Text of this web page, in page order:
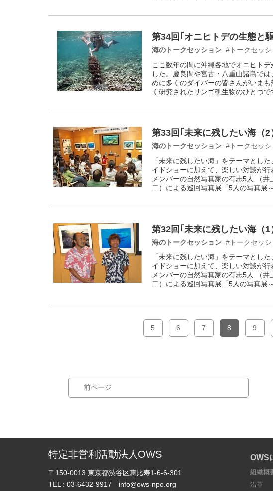
第34回｢オニヒトデの生態と
海のトークセッション #トークセッシ
ここ数年の間に沖縄各地でオニヒト
した。慶良間や宮古・八重山諸島で
めに多くのダイバーの皆さんがいま
く研究されたサンゴ礁生物のひとつ
第33回｢未来に残したい海（2
海のトークセッション #トークセッシ
「未来に残したい海」をテーマとし
イドショーに加えて、楽しい対談が
メンバーの自然写真家の有志5人 （
二）による巡回写真展「5人の写真展
第32回｢未来に残したい海（1
海のトークセッション #トークセッシ
「未来に残したい海」をテーマとし
イドショーに加えて、楽しい対談が
メンバーの自然写真家の有志5人 （
二）による巡回写真展「5人の写真展
5 6 7 8 9
前ページ
特定非営利活動法人OWS
〒150-0013 東京都渋谷区恵比寿1-6-6-301
TEL : 03-6432-9917
info@ows-npo.org
OWS
組織概
沿革